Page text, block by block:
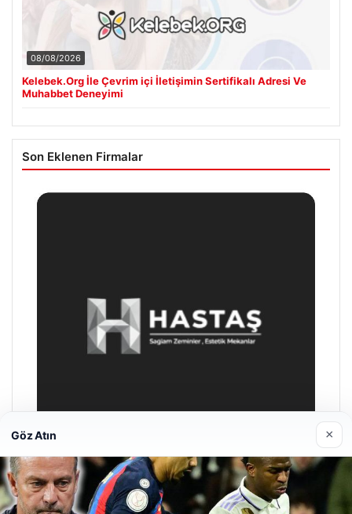
08/08/2026
Kelebek.Org İle Çevrim içi İletişimin Sertifikalı Adresi Ve
Muhabbet Deneyimi
Son Eklenen Firmalar
Enes Kaplan Avukatlık Bürosu
Göz Atın ×